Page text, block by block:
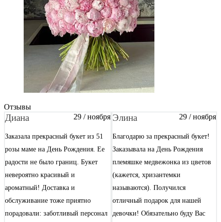
Отзывы
Диана 29 / ноября
Заказала прекрасный букет из 51
розы маме на День Рождения. Ее
радости не было границ. Букет
невероятно красивый и
ароматный! Доставка и
обслуживание тоже приятно
порадовали: заботливый персонал
Элина 29 / ноября
Благодарю за прекрасный букет!
Заказывала на День Рождения
племяшке медвежонка из цветов
(кажется, хризантемки
называются). Получился
отличный подарок для нашей
девочки! Обязательно буду Вас